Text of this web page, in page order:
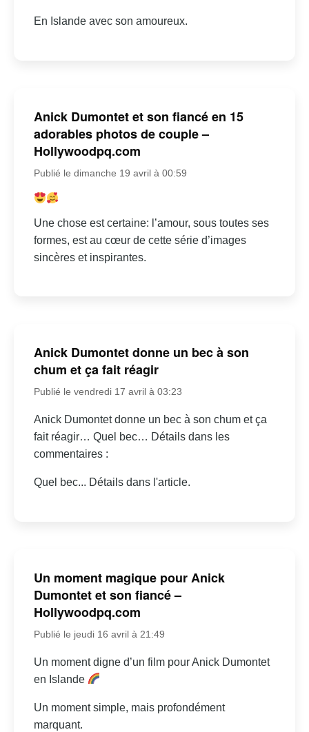
En Islande avec son amoureux.
Anick Dumontet et son fiancé en 15
adorables photos de couple –
Hollywoodpq.com
Publié le dimanche 19 avril à 00:59
Une chose est certaine: l’amour, sous toutes ses
formes, est au cœur de cette série d’images
sincères et inspirantes.
Anick Dumontet donne un bec à son
chum et ça fait réagir
Publié le vendredi 17 avril à 03:23
Anick Dumontet donne un bec à son chum et ça
fait réagir… Quel bec… Détails dans les
commentaires :
Quel bec... Détails dans l'article.
Un moment magique pour Anick
Dumontet et son fiancé –
Hollywoodpq.com
Publié le jeudi 16 avril à 21:49
Un moment digne d’un film pour Anick Dumontet
en Islande
Un moment simple, mais profondément
marquant.